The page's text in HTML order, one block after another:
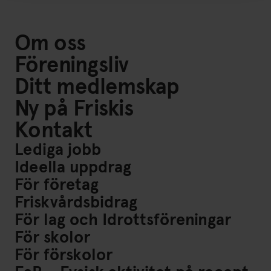
Om oss
Föreningsliv
Ditt medlemskap
Ny på Friskis
Kontakt
Lediga jobb
Ideella uppdrag
För företag
Friskvårdsbidrag
För lag och Idrottsföreningar
För skolor
För förskolor